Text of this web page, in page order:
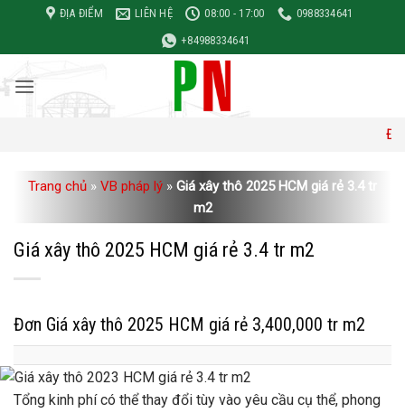
nội
dung
ĐỊA ĐIỂM LIÊN HỆ 08:00 - 17:00
0988334641
+84988334641
Đơn giá xây
Trang chủ » VB pháp lý » Giá xây thô 2025 HCM giá rẻ 3.4 tr
m2
Giá xây thô 2025 HCM giá rẻ 3.4 tr m2
Đơn Giá xây thô 2025 HCM giá rẻ 3,400,000 tr m2
Tổng kinh phí có thể thay đổi tùy vào yêu cầu cụ thể, phong